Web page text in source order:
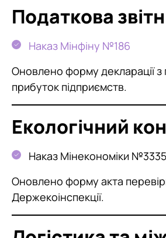
Податкова
Наказ Мінфіну №186
Оновлено форму декларації з
прибуток підприємств.
Екологічний
Наказ Мінекономіки №3335
Оновлено форму акта
Держекоінспекції.